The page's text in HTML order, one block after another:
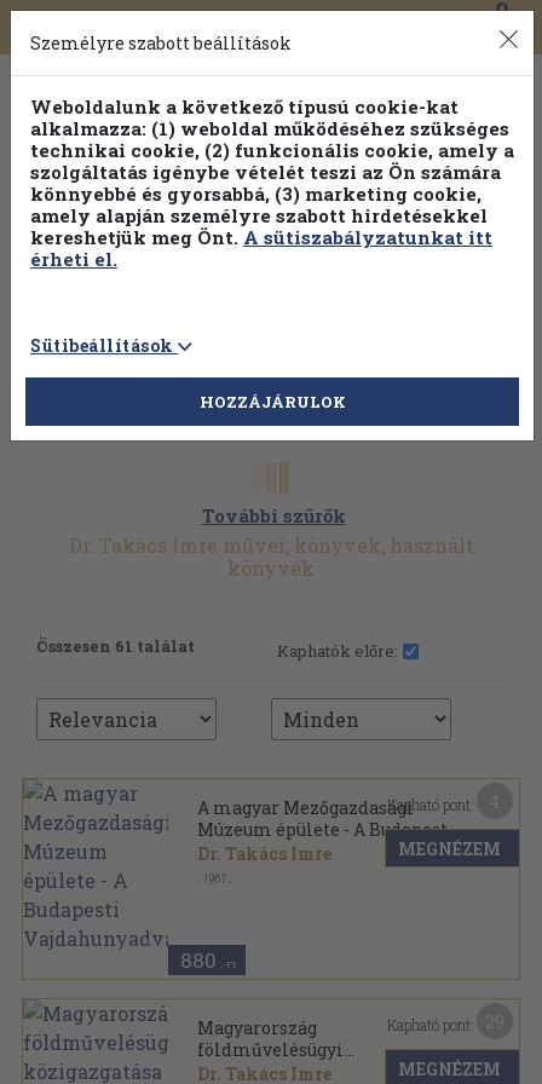
Toggle
navigation
0
További szűrők
Dr. Takács Imre művei, könyvek, használt
könyvek
Összesen 61 találat Kaphatók előre:
A magyar Mezőgazdasági
Múzeum épülete - A Budapesti
Vajdahunyadvár
Dr. Takács Imre
1961
880 ,-Ft
Kapható pont:
MEGNÉZEM
Magyarország
földművelésügyi
közigazgatása az Osztrák-
Dr. Takács Imre
Kapható pont:
MEGNÉZEM
Személyre szabott beállítások
Weboldalunk a következő típusú cookie-kat
alkalmazza: (1) weboldal működéséhez szükséges
technikai cookie, (2) funkcionális cookie, amely a
szolgáltatás igénybe vételét teszi az Ön számára
könnyebbé és gyorsabbá, (3) marketing cookie,
amely alapján személyre szabott hirdetésekkel
kereshetjük meg Önt. A sütiszabályzatunkat itt
érheti el.
Sütibeállítások
HOZZÁJÁRULOK